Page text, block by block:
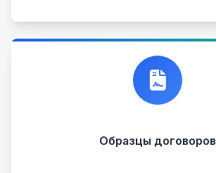
Образцы договоров
Договор купли-продажи